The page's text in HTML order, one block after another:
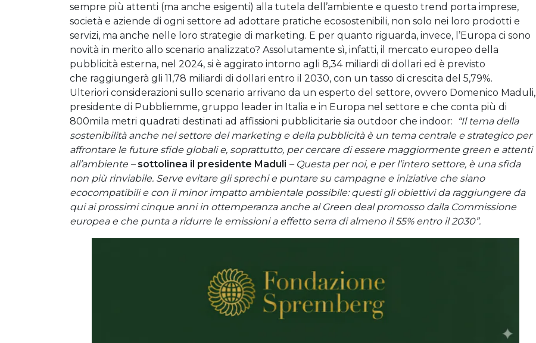
sempre più attenti (ma anche esigenti) alla tutela dell’ambiente e questo trend porta imprese,
società e aziende di ogni settore ad adottare pratiche ecosostenibili, non solo nei loro prodotti e
servizi, ma anche nelle loro strategie di marketing. E per quanto riguarda, invece, l’Europa ci sono
novità in merito allo scenario analizzato? Assolutamente sì, infatti, il mercato europeo della
pubblicità esterna, nel 2024, si è aggirato intorno agli 8,34 miliardi di dollari ed è previsto
che raggiungerà gli 11,78 miliardi di dollari entro il 2030, con un tasso di crescita del 5,79%.
Ulteriori considerazioni sullo scenario arrivano da un esperto del settore, ovvero Domenico Maduli,
presidente di Pubbliemme, gruppo leader in Italia e in Europa nel settore e che conta più di
800mila metri quadrati destinati ad affissioni pubblicitarie sia outdoor che indoor:
“Il tema della
sostenibilità anche nel settore del marketing e della pubblicità è un tema centrale e strategico per
affrontare le future sfide globali e, soprattutto, per cercare di essere maggiormente green e attenti
all’ambiente –sottolinea il presidente Maduli – Questa per noi, e per l’intero settore, è una sfida
non più rinviabile. Serve evitare gli sprechi e puntare su campagne e iniziative che siano
ecocompatibili e con il minor impatto ambientale possibile: questi gli obiettivi da raggiungere da
qui ai prossimi cinque anni in ottemperanza anche al Green deal promosso dalla Commissione
europea e che punta a ridurre le emissioni a effetto serra di almeno il 55% entro il 2030”.